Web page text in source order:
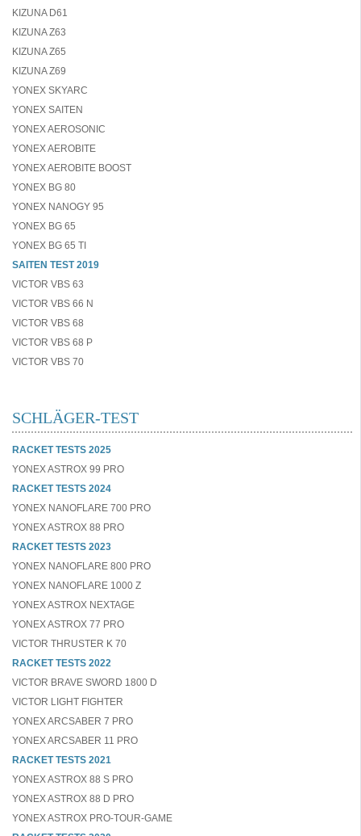
KIZUNA D61
KIZUNA Z63
KIZUNA Z65
KIZUNA Z69
YONEX SKYARC
YONEX SAITEN
YONEX AEROSONIC
YONEX AEROBITE
YONEX AEROBITE BOOST
YONEX BG 80
YONEX NANOGY 95
YONEX BG 65
YONEX BG 65 TI
SAITEN TEST 2019
VICTOR VBS 63
VICTOR VBS 66 N
VICTOR VBS 68
VICTOR VBS 68 P
VICTOR VBS 70
SCHLÄGER-TEST
RACKET TESTS 2025
YONEX ASTROX 99 PRO
RACKET TESTS 2024
YONEX NANOFLARE 700 PRO
YONEX ASTROX 88 PRO
RACKET TESTS 2023
YONEX NANOFLARE 800 PRO
YONEX NANOFLARE 1000 Z
YONEX ASTROX NEXTAGE
YONEX ASTROX 77 PRO
VICTOR THRUSTER K 70
RACKET TESTS 2022
VICTOR BRAVE SWORD 1800 D
VICTOR LIGHT FIGHTER
YONEX ARCSABER 7 PRO
YONEX ARCSABER 11 PRO
RACKET TESTS 2021
YONEX ASTROX 88 S PRO
YONEX ASTROX 88 D PRO
YONEX ASTROX PRO-TOUR-GAME